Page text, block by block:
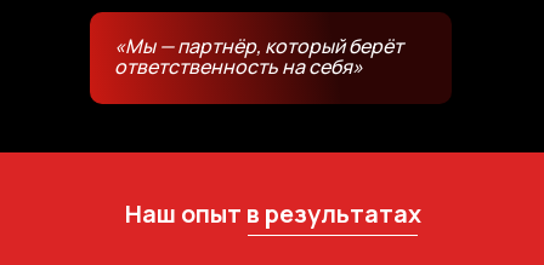
«Мы — партнёр, который берёт
ответственность на себя»
Наш опыт в результатах